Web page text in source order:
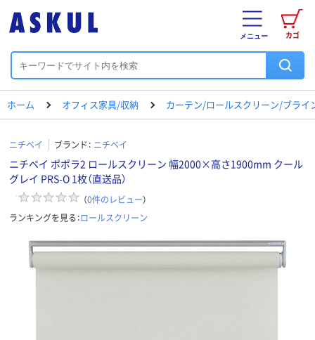
カゴ
メニュー
ホーム オフィス家具/収納 カーテン/ロールスクリーン/ブライ
ニチベイ ブランド： ニチベイ
ニチベイ ポポラ2 ロールスクリーン 幅2000×高さ1900mm クール
グレイ PRS-O 1枚（直送品）
（0件のレビュー）
ランキングを見る：ロールスクリーン